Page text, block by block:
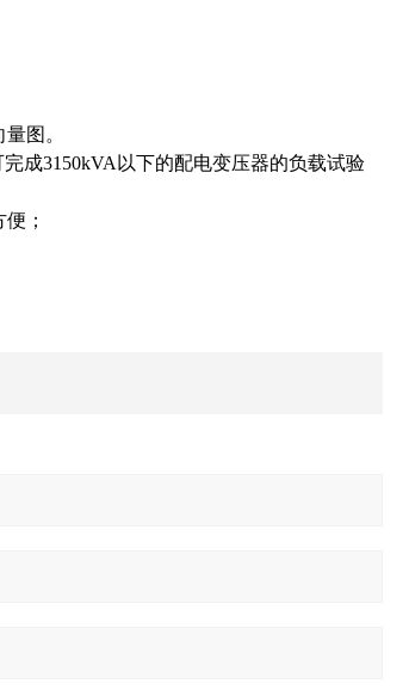
图。
成3150kVA以下的配电变压器的负载试验
；